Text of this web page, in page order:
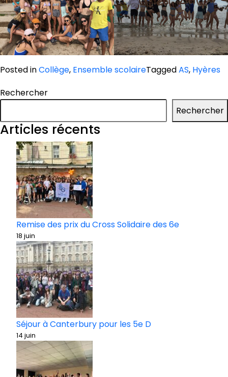
Posted inCollège, Ensemble scolaireTaggedAS, Hyères
Rechercher
Rechercher
Articles récents
Remise des prix du Cross Solidaire des 6e
18 juin
Séjour à Canterbury pour les 5e D
14 juin